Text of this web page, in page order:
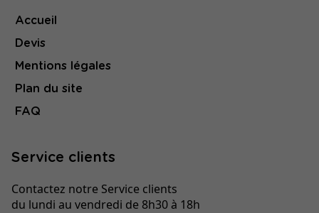
Accueil
Devis
Mentions légales
Plan du site
FAQ
Service clients
Contactez notre Service clients
du lundi au vendredi de 8h30 à 18h